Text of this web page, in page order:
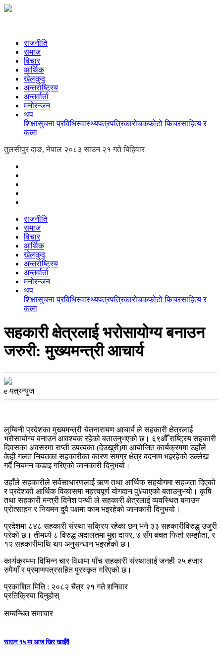
राजनीति
समाज
विचार
आर्थिक
खेलकुद
अन्तर्राष्ट्रिय
अन्तर्वार्ता
मनोरन्जन
थप
शिक्षासुचना प्रविधिस्वास्थ्यपत्रपत्रिकारोचकफोटो फिचरसाहित्य र
कला
तुलसीपुर दाङ, नेपाल २०८३ साउन २१ गते बिहिवार
राजनीति
समाज
विचार
आर्थिक
खेलकुद
अन्तर्राष्ट्रिय
अन्तर्वार्ता
मनोरन्जन
थप
शिक्षासुचना प्रविधिस्वास्थ्यपत्रपत्रिकारोचकफोटो फिचरसाहित्य र
कला
सहकारी क्षेत्रलाई भरोसायोग्य बनाउन
जरुरी: मुख्यमन्त्री आचार्य
e-पत्रन्युज
लुम्बिनी प्रदेशका मुख्यमन्त्री चेतनारायण आचार्य ले सहकारी क्षेत्रलाई
भरोसायोग्य बनाउन आवश्यक रहेको बताउनुभएको छ। ६९औँ राष्ट्रिय सहकारी
दिवसका अवसरमा राप्ती उपत्यका (देउखुरी)मा आयोजित कार्यक्रममा उहाँले
केही गलत नियतका सहकारीका कारण समग्र क्षेत्र बदनाम भइरहेको उल्लेख
गर्दै नियमन कडाइ गरिएको जानकारी दिनुभयो।
उहाँले सहकारीले सर्वसाधारणलाई ऋण तथा आर्थिक सहयोगमा सहजता दिएको
र प्रदेशको आर्थिक विकासमा महत्त्वपूर्ण योगदान पु¥याएको बताउनुभयो। कृषि
तथा सहकारी मन्त्री दिनेश पन्थी ले सहकारी क्षेत्रलाई व्यवस्थित बनाउन
प्रोत्साहन र नियमन दुवै पक्षमा काम भइरहेको जानकारी दिनुभयो।
प्रदेशमा ८४८ सहकारी संस्था सक्रिय रहेका छन् भने ३३ सहकारीविरुद्ध उजुरी
परेको छ। तीमध्ये ८ विरुद्ध अदालतमा मुद्दा दायर, ७ सँग बचत फिर्ता सम्झौता, र
१२ सहकारीमाथि थप अनुसन्धान भइरहेको छ।
कार्यक्रममा विभिन्न चार विधामा पाँच सहकारी संस्थालाई जनही २५ हजार
रुपैयाँ र प्रमाणपत्रसहित पुरस्कृत गरिएको छ।
प्रकाशित मिति : २०८२ चैत्र २१ गते शनिवार
प्रतिक्रिया दिनुहोस्
सम्बन्धित समाचार
साउन १५ मा आज खिर खाइँदै